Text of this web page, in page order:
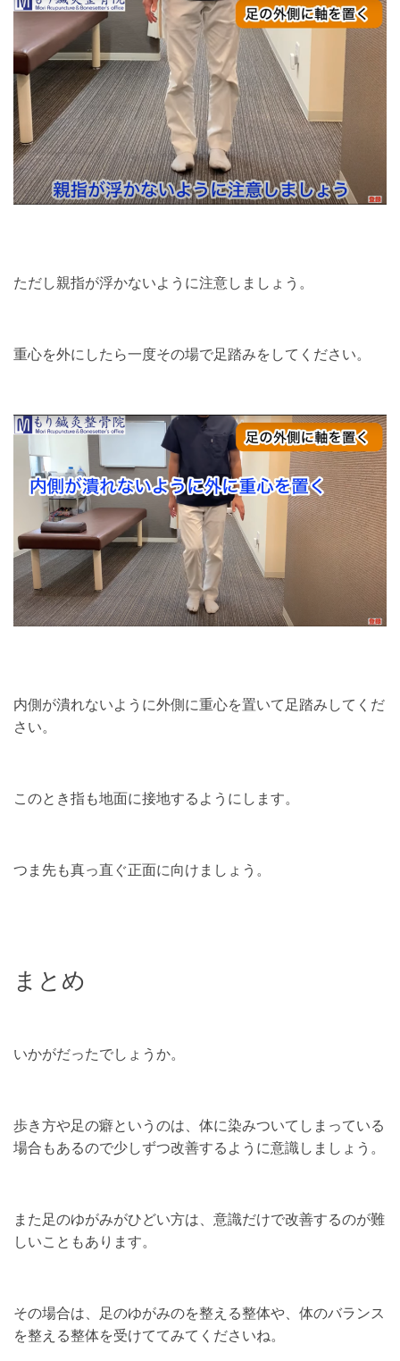
ただし親指が浮かないように注意しましょう。
重心を外にしたら一度その場で足踏みをしてください。
内側が潰れないように外側に重心を置いて足踏みしてくだ
さい。
このとき指も地面に接地するようにします。
つま先も真っ直ぐ正面に向けましょう。
まとめ
いかがだったでしょうか。
歩き方や足の癖というのは、体に染みついてしまっている
場合もあるので少しずつ改善するように意識しましょう。
また足のゆがみがひどい方は、意識だけで改善するのが難
しいこともあります。
その場合は、足のゆがみのを整える整体や、体のバランス
を整える整体を受けててみてくださいね。